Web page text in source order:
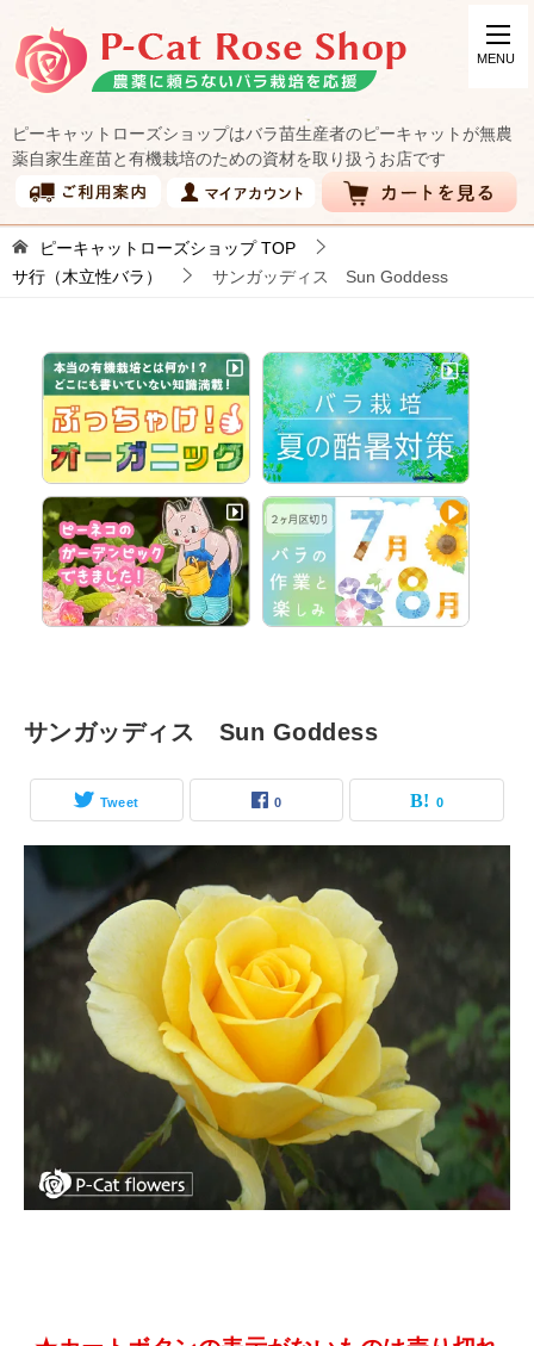
ピーキャットローズショップはバラ苗生産者のピーキャットが無農
薬自家生産苗と有機栽培のための資材を取り扱うお店です
ピーキャットローズショップTOP
サ行（木立性バラ）
サンガッディス Sun Goddess
サンガッディス Sun Goddess
Tweet 0 0